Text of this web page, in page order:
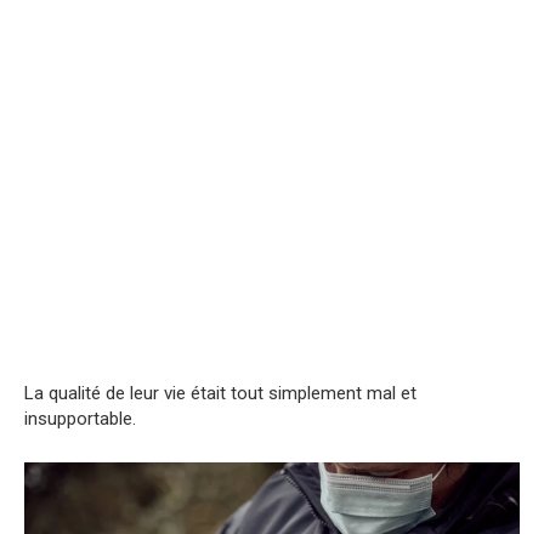
La qualité de leur vie était tout simplement mal et
insupportable.